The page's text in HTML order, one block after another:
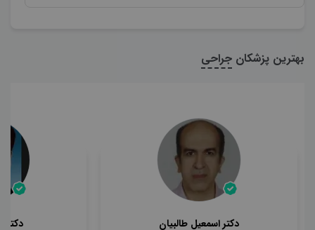
بهترین پزشکان جراحی
دکتر اسمعیل طالبیان دکتر